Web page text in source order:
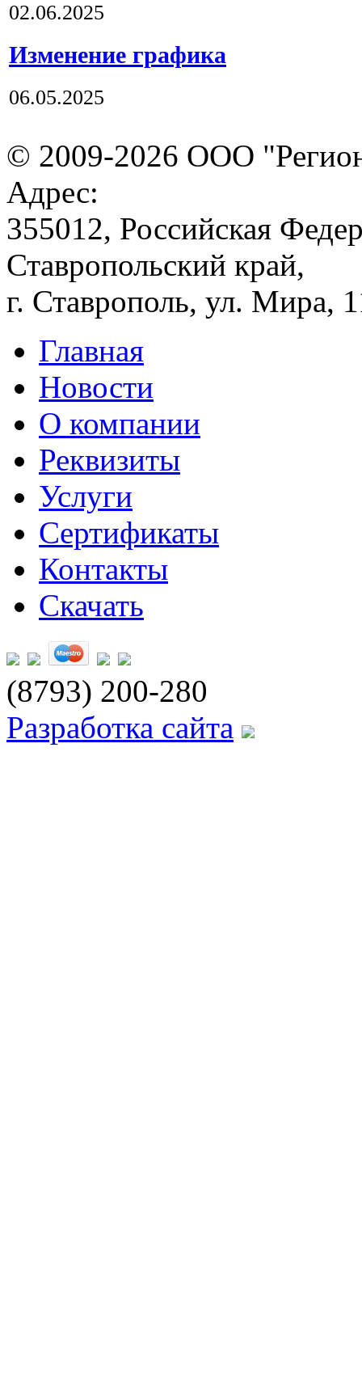
02.06.2025
Изменение графика
06.05.2025
© 2009-2026 ООО
Адрес:
355012, Российская
Ставропольский край,
г. Ставрополь, ул. Мира,
Главная
Новости
О компании
Реквизиты
Услуги
Сертификаты
Контакты
Скачать
(8793) 200-280
Разработка сайта